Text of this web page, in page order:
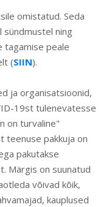
omistatud. Seda
sündmustel ning
tagamise peale
(SIIN).
ja organisatsioonid,
19st tulenevatesse
on turvaline"
teenuse pakkuja on
pakutakse
Märgis on suunatud
võivad kõik,
kauplused